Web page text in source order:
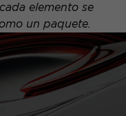
elemento se
un paquete.